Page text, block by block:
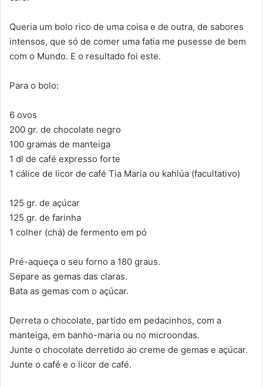
Queria um bolo rico de uma coisa e de outra, de sabores
intensos, que só de comer uma fatia me pusesse de bem
com o Mundo. E o resultado foi este.
Para o bolo:
6 ovos
200 gr. de chocolate negro
100 gramas de manteiga
1 dl de café expresso forte
1 cálice de licor de café Tia Maria ou kahlúa (facultativo)
125 gr. de açúcar
125 gr. de farinha
1 colher (chá) de fermento em pó
Pré-aqueça o seu forno a 180 graus.
Separe as gemas das claras.
Bata as gemas com o açúcar.
Derreta o chocolate, partido em pedacinhos, com a
manteiga, em banho-maria ou no microondas.
Junte o chocolate derretido ao creme de gemas e açúcar.
Junte o café e o licor de café.